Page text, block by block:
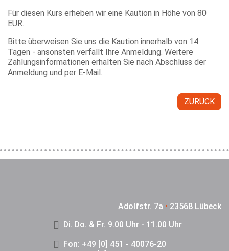
Für diesen Kurs erheben wir eine Kaution in Höhe von 80
EUR.
Bitte überweisen Sie uns die Kaution innerhalb von 14
Tagen - ansonsten verfällt Ihre Anmeldung. Weitere
Zahlungsinformationen erhalten Sie nach Abschluss der
Anmeldung und per E-Mail.
ZURÜCK
Adolfstr. 7a • 23568 Lübeck
Di. Do. & Fr. 9.00 Uhr - 11.00 Uhr
Fon: +49 [0] 451 - 40076-20